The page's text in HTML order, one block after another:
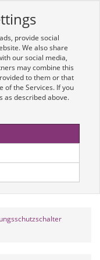
erforderlich)
Sie sich bitte am
provide social
We also share
our social media,
may combine this
to them or that
of the Services. If you
as described above.